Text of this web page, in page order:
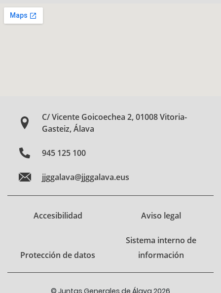
C/ Vicente Goicoechea 2, 01008 Vitoria-
Gasteiz, Álava
945 125 100
jjggalava@jjggalava.eus
Accesibilidad Aviso legal
Protección de datos
Sistema interno de
información